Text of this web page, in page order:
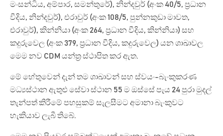
මංසන්ධිය, අම්පාර, සමන්තුරේ), නින්දවුර් (අංක 40/5, ප්‍රධාන
වීදිය, නින්දවුර්), එරාවුර් (අංක 108/5, පුන්නකුඩා මාවත,
එරාවුර්), කින්නියා (අංක 264, ප්‍රධාන වීදිය, කින්නියා) සහ
කදුරුවෙල (අංක 379, ප්‍රධාන වීදිය, කදුරුවෙල) යන ශාඛාවල
මෙම නව CDM යන්ත්‍ර ස්ථාපිත කර ඇත.
මේ හේතුවෙන් දැන් තම ශාඛාවන් සහ ස්වයං-බැංකුකරණ
මධ්‍යස්ථාන ඇතුළු සේවා ස්ථාන 55 ම ඔස්සේ පැය 24 පුරා මුදල්
තැන්පත් කිරීමේ පහසුකම් සැලසීමට අමානා බැංකුවට
හැකියාව ලැබී තිබේ.